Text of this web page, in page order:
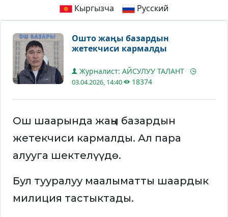
Кыргызча Русский
Ошто жаңы базардын
жетекчиси кармалды
Журналист: АЙСУЛУУ ТАЛАНТ
03.04.2026, 14:40 18374
Ош шаарында жаңы базардын
жетекчиси кармалды. Ал пара
алууга шектелүүдө.
Бул тууралуу маалыматты шаардык
милиция тастыктады.